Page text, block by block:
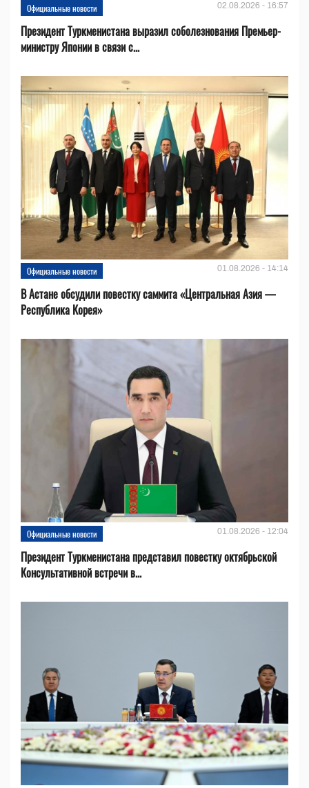
Официальные новости 02.08.2026 - 16:57
Президент Туркменистана выразил соболезнования Премьер-
министру Японии в связи с...
Официальные новости 01.08.2026 - 14:14
В Астане обсудили повестку саммита «Центральная Азия —
Республика Корея»
Официальные новости 01.08.2026 - 12:04
Президент Туркменистана представил повестку октябрьской
Консультативной встречи в...